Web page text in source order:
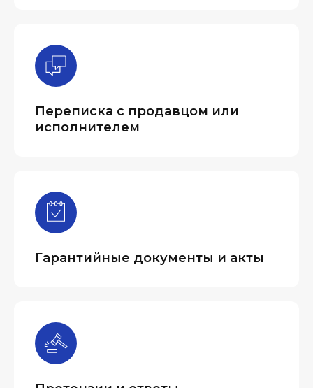
Переписка с продавцом или
исполнителем
Гарантийные документы и акты